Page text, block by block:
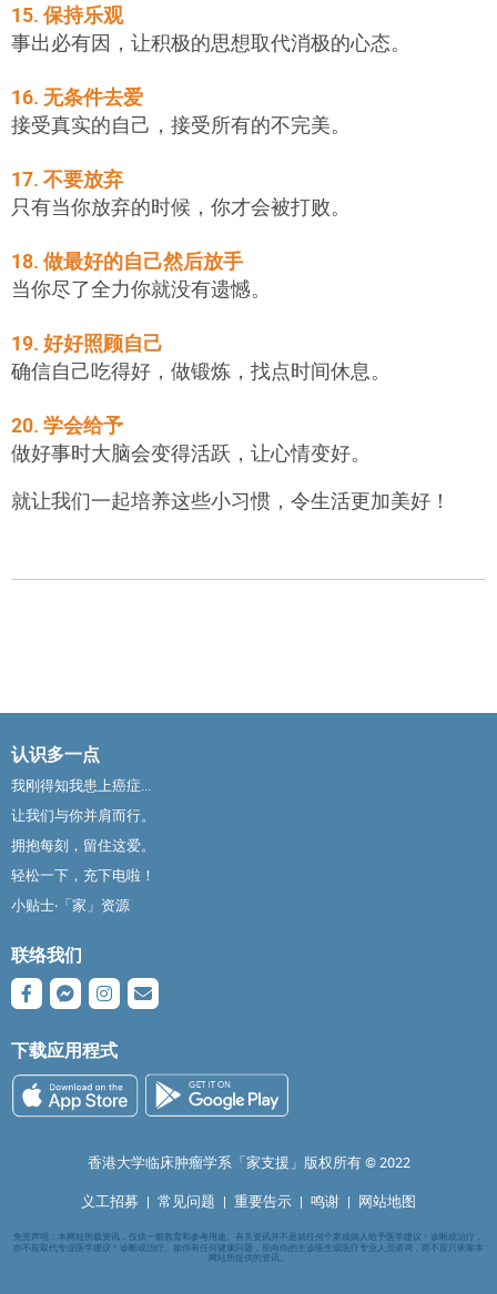
15. 保持乐观
事出必有因，让积极的思想取代消极的心态。
16. 无条件去爱
接受真实的自己，接受所有的不完美。
17. 不要放弃
只有当你放弃的时候，你才会被打败。
18. 做最好的自己然后放手
当你尽了全力你就没有遗憾。
19. 好好照顾自己
确信自己吃得好，做锻炼，找点时间休息。
20. 学会给予
做好事时大脑会变得活跃，让心情变好。
就让我们一起培养这些小习惯，令生活更加美好！
认识多一点
我刚得知我患上癌症...
让我们与你并肩而行。
拥抱每刻，留住这爱。
轻松一下，充下电啦！
小贴士‧「家」资源
联络我们
下载应用程式
香港大学临床肿瘤学系「家支援」版权所有 ©️ 2022
义工招募 | 常见问题 | 重要告示 | 鸣谢 | 网站地图
免责声明：本网站所载资讯，仅供一般教育和参考用途。有关资讯并不是就任何个案或病人给予医学建议丶诊断或治疗，
亦不应取代专业医学建议丶诊断或治疗。如你有任何健康问题，应向你的主诊医生或医疗专业人员谘询，而不应只依靠本
网站所提供的资讯。